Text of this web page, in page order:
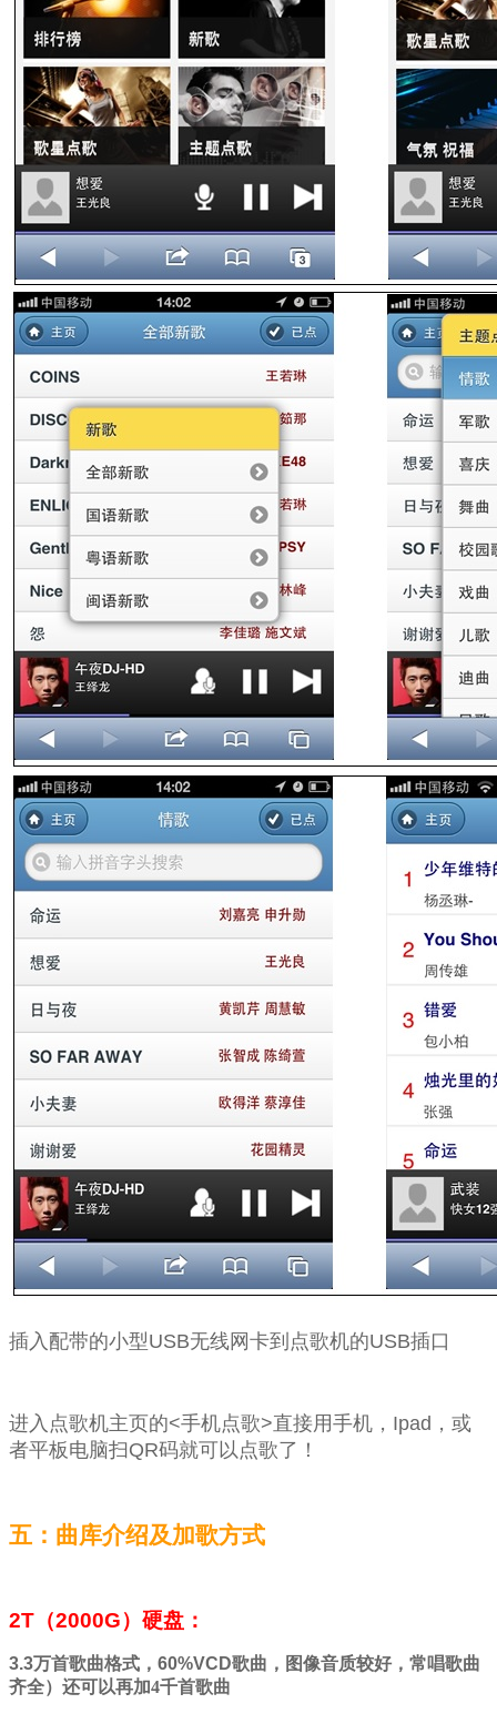
插入配带的小型USB无线网卡到点歌机的USB插口
进入点歌机主页的<手机点歌>直接用手机，Ipad，或
者平板电脑扫QR码就可以点歌了！
五：曲库介绍及加歌方式
2T（2000G）硬盘：
3.3万首歌曲格式， 60%VCD歌曲，图像音质较好，常唱歌曲
齐全）还可以再加4千首歌曲